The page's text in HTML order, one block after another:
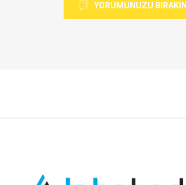
YORUMUNUZU BIRAKIN